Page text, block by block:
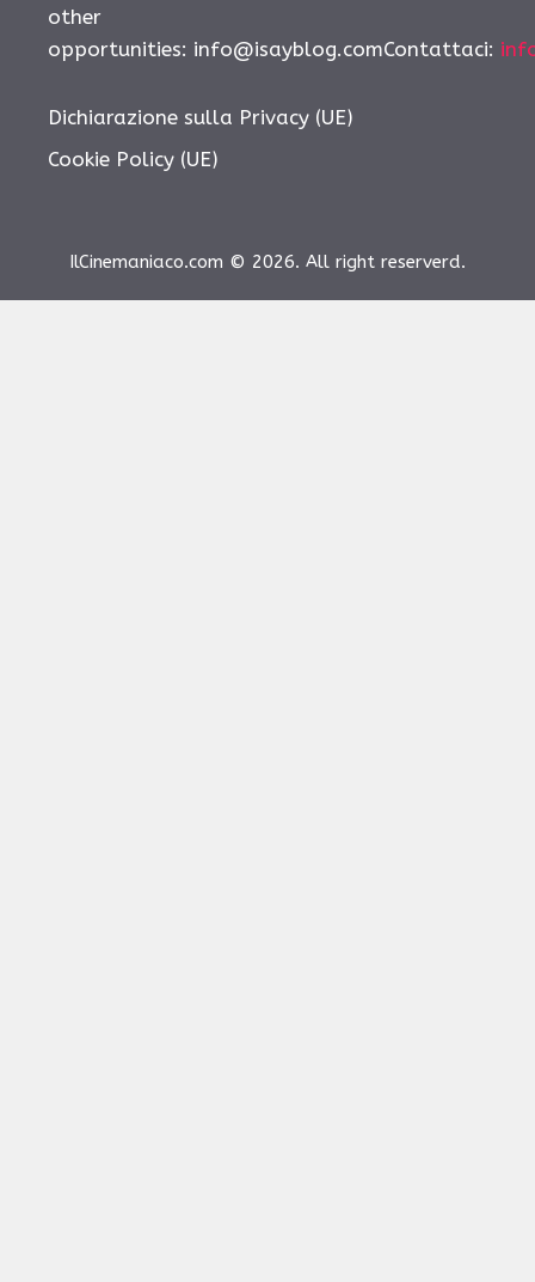
other
opportunities: info@isayblog.comContattaci:
Dichiarazione sulla Privacy (UE)
Cookie Policy (UE)
IlCinemaniaco.com © 2026. All right reserverd.